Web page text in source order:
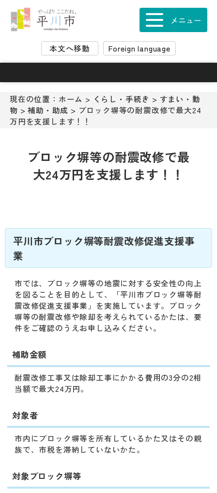
ョ
ス
す
る
本文へ移動 Foreign language
メニュー
現在の位置： ホーム > くらし・手続き > すまい・動
物 >補助・助成 > ブロック塀等の耐震改修で最大24
万円を支援します！！
ブロック塀等の耐震改修で最
大24万円を支援します！！
平川市ブロック塀等耐震改修促進支援事
業
市では、ブロック塀等の地震に対する安全性の向上
を図ることを目的として、「平川市ブロック塀等耐
震改修促進支援事業」を実施しています。ブロック
塀等の耐震改修や除却を考えられているかたは、要
件をご確認のうえお申し込みください。
補助金額
耐震改修工事又は除却工事にかかる費用の3分の2相
当額で最大24万円。
対象者
市内にブロック塀等を所有しているかた又はその親
族で、市税を滞納していないかた。
対象ブロック塀等